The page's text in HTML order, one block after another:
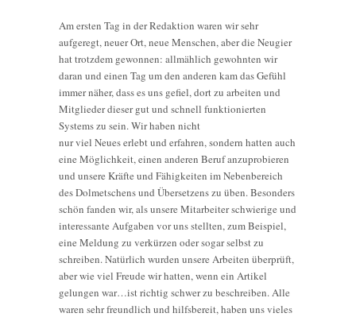
Am ersten Tag in der Redaktion waren wir sehr
aufgeregt, neuer Ort, neue Menschen, aber die Neugier
hat trotzdem gewonnen: allmählich gewohnten wir
daran und einen Tag um den anderen kam das Gefühl
immer näher, dass es uns gefiel, dort zu arbeiten und
Mitglieder dieser gut und schnell funktionierten
Systems zu sein. Wir haben nicht
nur viel Neues erlebt und erfahren, sondern hatten auch
eine Möglichkeit, einen anderen Beruf anzuprobieren
und unsere Kräfte und Fähigkeiten im Nebenbereich
des Dolmetschens und Übersetzens zu üben. Besonders
schön fanden wir, als unsere Mitarbeiter schwierige und
interessante Aufgaben vor uns stellten, zum Beispiel,
eine Meldung zu verkürzen oder sogar selbst zu
schreiben. Natürlich wurden unsere Arbeiten überprüft,
aber wie viel Freude wir hatten, wenn ein Artikel
gelungen war…ist richtig schwer zu beschreiben. Alle
waren sehr freundlich und hilfsbereit, haben uns vieles